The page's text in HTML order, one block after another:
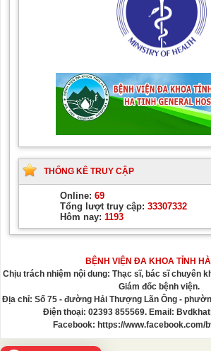
THỐNG KÊ TRUY CẬP
Online: 69
Tổng lượt truy cập: 33307332
Hôm nay: 1193
BỆNH VIỆN ĐA KHOA TỈNH HÀ
Chịu trách nhiệm nội dung: Thạc sĩ, bác sĩ chuyên
Giám đốc bệnh viện.
Địa chỉ: Số 75 - đường Hải Thượng Lãn Ông -
Điện thoại: 02393 855569. Email:
Facebook: https://www.facebook.com/